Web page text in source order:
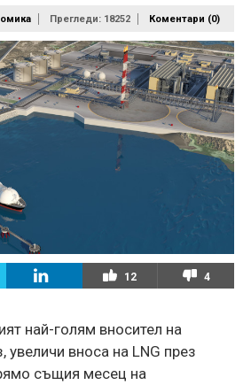
Прегледи: 18252 Коментари (0)
12 4
най-голям вносител на
увеличи вноса на LNG през
същия месец на